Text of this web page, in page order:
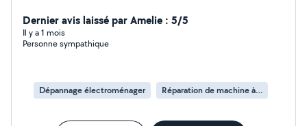
peint ,toile de verre,
Dernier avis laissé par Amelie : 5/5
Il y a 1 mois
Personne sympathique
Dépannage électroménager Réparation de machine à laver